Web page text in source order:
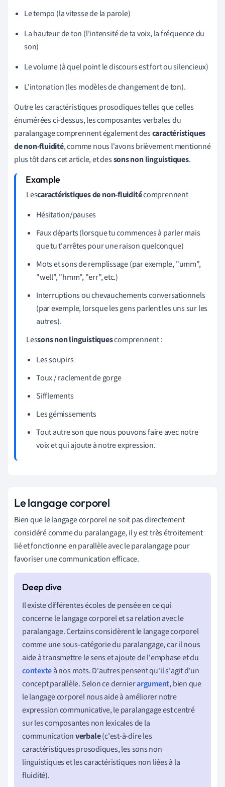
Le tempo (la vitesse de la parole)
La hauteur de ton (l'intensité de ta voix, la fréquence du
son)
Le volume (à quel point le discours est fort ou silencieux)
L'intonation (les modèles de changement de ton).
Outre les caractéristiques prosodiques telles que celles
énumérées ci-dessus, les composantes verbales du
paralangage comprennent également descaractéristiques
de non-fluidité, comme nous l'avons brièvement mentionné
plus tôt dans cet article, et dessons non linguistiques.
Lescaractéristiques de non-fluiditécomprennent
Hésitation/pauses
Faux départs (lorsque tu commences à parler mais
que tu t'arrêtes pour une raison quelconque)
Mots et sons de remplissage (par exemple, "umm",
"well", "hmm", "err", etc.)
Interruptions ou chevauchements conversationnels
(par exemple, lorsque les gens parlent les uns sur les
autres).
Lessons non linguistiquescomprennent :
Les soupirs
Toux / raclement de gorge
Sifflements
Les gémissements
Tout autre son que nous pouvons faire avec notre
voix et qui ajoute à notre expression.
Le langage corporel
Bien que le langage corporel ne soit pas directement
considéré comme du paralangage, il y est très étroitement
lié et fonctionne en parallèle avec le paralangage pour
favoriser une communication efficace.
Il existe différentes écoles de pensée en ce qui
concerne le langage corporel et sa relation avec le
paralangage. Certains considèrent le langage corporel
comme une sous-catégorie du paralangage, car il nous
aide à transmettre le sens et ajoute de l'emphase et du
contexteà nos mots. D'autres pensent qu'il s'agit d'un
concept parallèle. Selon ce dernierargument, bien que
le langage corporel nous aide à améliorer notre
expression communicative, le paralangage est centré
sur les composantes non lexicales de la
communicationverbale(c'est-à-dire les
caractéristiques prosodiques, les sons non
linguistiques et les caractéristiques non liées à la
fluidité).